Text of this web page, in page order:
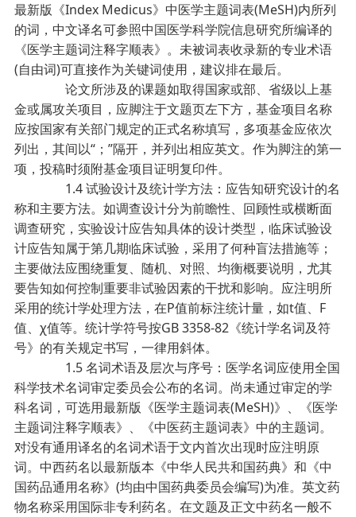
最新版《Index Medicus》中医学主题词表(MeSH)内所列
的词，中文译名可参照中国医学科学院信息研究所编译的
《医学主题词注释字顺表》。未被词表收录新的专业术语
(自由词)可直接作为关键词使用，建议排在最后。
论文所涉及的课题如取得国家或部、省级以上基
金或属攻关项目，应脚注于文题页左下方，基金项目名称
应按国家有关部门规定的正式名称填写，多项基金应依次
列出，其间以“；”隔开，并列出相应英文。作为脚注的第一
项，投稿时须附基金项目证明复印件。
1.4 试验设计及统计学方法：应告知研究设计的名
称和主要方法。如调查设计分为前瞻性、回顾性或横断面
调查研究，实验设计应告知具体的设计类型，临床试验设
计应告知属于第几期临床试验，采用了何种盲法措施等；
主要做法应围绕重复、随机、对照、均衡概要说明，尤其
要告知如何控制重要非试验因素的干扰和影响。应注明所
采用的统计学处理方法，在P值前标注统计量，如t值、F
值、χ值等。统计学符号按GB 3358-82《统计学名词及符
号》的有关规定书写，一律用斜体。
1.5 名词术语及层次与序号：医学名词应使用全国
科学技术名词审定委员会公布的名词。尚未通过审定的学
科名词，可选用最新版《医学主题词表(MeSH)》、《医学
主题词注释字顺表》、《中医药主题词表》中的主题词。
对没有通用译名的名词术语于文内首次出现时应注明原
词。中西药名以最新版本《中华人民共和国药典》和《中
国药品通用名称》(均由中国药典委员会编写)为准。英文药
物名称采用国际非专利药名。在文题及正文中药名一般不